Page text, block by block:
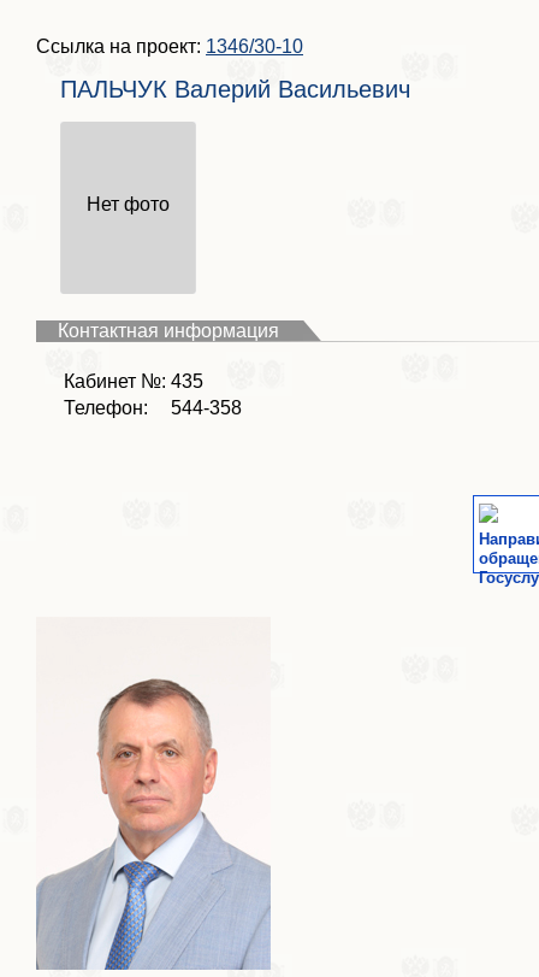
Ссылка на проект: 1346/30-10
ПАЛЬЧУК Валерий Васильевич
Нет фото
Контактная информация
Кабинет №: 435
Телефон:
544-358